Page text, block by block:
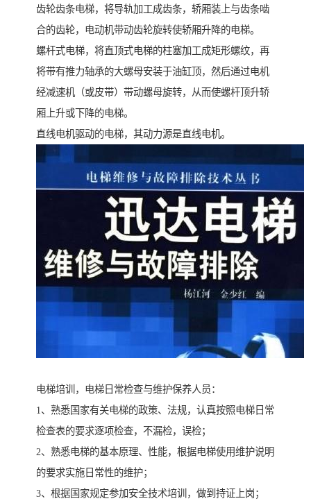
齿轮齿条电梯，将导轨加工成齿条，轿厢装上与齿条啮
合的齿轮，电动机带动齿轮旋转使轿厢升降的电梯。
螺杆式电梯，将直顶式电梯的柱塞加工成矩形螺纹，再
将带有推力轴承的大螺母安装于油缸顶，然后通过电机
经减速机（或皮带）带动螺母旋转，从而使螺杆顶升轿
厢上升或下降的电梯。
直线电机驱动的电梯，其动力源是直线电机。
电梯培训，电梯日常检查与维护保养人员：
1、熟悉国家有关电梯的政策、法规，认真按照电梯日常
检查表的要求逐项检查，不漏检，误检；
2、熟悉电梯的基本原理、性能，根据电梯使用维护说明
的要求实施日常性的维护；
3、根据国家规定参加安全技术培训，做到持证上岗；